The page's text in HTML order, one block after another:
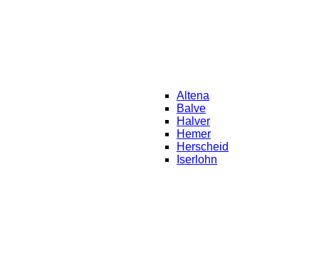
Altena
Balve
Halver
Hemer
Herscheid
Iserlohn